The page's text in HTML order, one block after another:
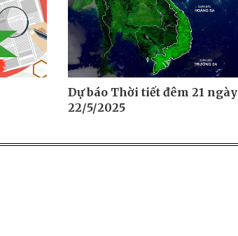
Dự báo Thời tiết đêm 21 ngày
22/5/2025